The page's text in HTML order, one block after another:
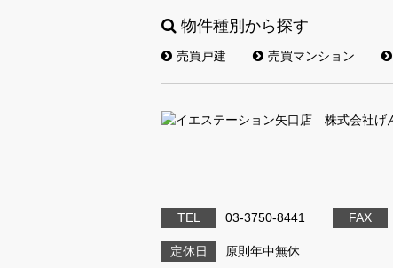
物件種別から探す
売買戸建 売買マンション
TEL 03-3750-8441 FAX
定休日 原則年中無休